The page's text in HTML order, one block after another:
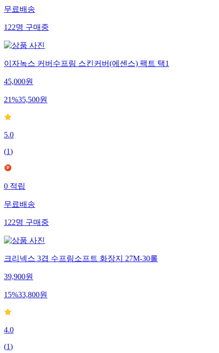
무료배송
122명구매중
이자녹스 커버수프림 스킨커버(에센스) 팩트 택1
45,000원
21%35,500원
5.0
(1)
0적립
무료배송
122명구매중
크리넥스 3겹 수프림소프트 화장지 27M-30롤
39,900원
15%33,800원
4.0
(1)